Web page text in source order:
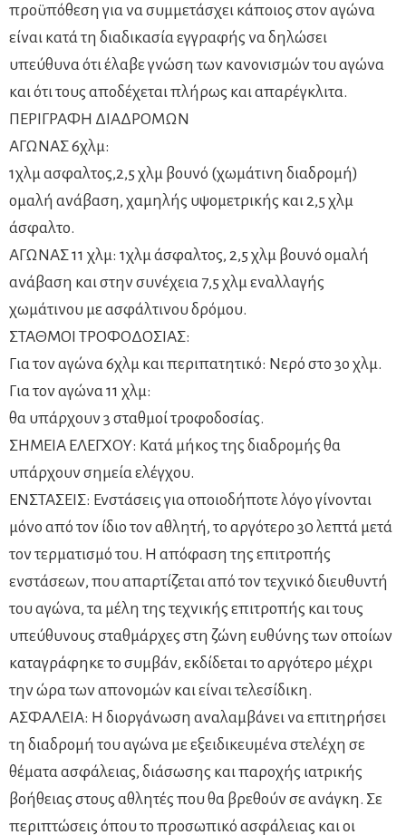
προϋπόθεση για να συμμετάσχει κάποιος στον αγώνα
είναι κατά τη διαδικασία εγγραφής να δηλώσει
υπεύθυνα ότι έλαβε γνώση των κανονισμών του αγώνα
και ότι τους αποδέχεται πλήρως και απαρέγκλιτα.
ΠΕΡΙΓΡΑΦΗ ΔΙΑΔΡΟΜΩΝ
ΑΓΩΝΑΣ 6χλμ:
1χλμ ασφαλτος,2,5 χλμ βουνό (χωμάτινη διαδρομή)
ομαλή ανάβαση, χαμηλής υψομετρικής και 2,5 χλμ
άσφαλτο.
ΑΓΩΝΑΣ 11 χλμ: 1χλμ άσφαλτος, 2,5 χλμ βουνό ομαλή
ανάβαση και στην συνέχεια 7,5 χλμ εναλλαγής
χωμάτινου με ασφάλτινου δρόμου.
ΣΤΑΘΜΟΙ ΤΡΟΦΟΔΟΣΙΑΣ:
Για τον αγώνα 6χλμ και περιπατητικό: Νερό στο 3ο χλμ.
Για τον αγώνα 11 χλμ:
θα υπάρχουν 3 σταθμοί τροφοδοσίας.
ΣΗΜΕΙΑ ΕΛΕΓΧΟΥ: Κατά μήκος της διαδρομής θα
υπάρχουν σημεία ελέγχου.
ΕΝΣΤΑΣΕΙΣ: Ενστάσεις για οποιοδήποτε λόγο γίνονται
μόνο από τον ίδιο τον αθλητή, το αργότερο 30 λεπτά μετά
τον τερματισμό του. Η απόφαση της επιτροπής
ενστάσεων, που απαρτίζεται από τον τεχνικό διευθυντή
του αγώνα, τα μέλη της τεχνικής επιτροπής και τους
υπεύθυνους σταθμάρχες στη ζώνη ευθύνης των οποίων
καταγράφηκε το συμβάν, εκδίδεται το αργότερο μέχρι
την ώρα των απονομών και είναι τελεσίδικη.
ΑΣΦΑΛΕΙΑ: Η διοργάνωση αναλαμβάνει να επιτηρήσει
τη διαδρομή του αγώνα με εξειδικευμένα στελέχη σε
θέματα ασφάλειας, διάσωσης και παροχής ιατρικής
βοήθειας στους αθλητές που θα βρεθούν σε ανάγκη. Σε
περιπτώσεις όπου το προσωπικό ασφάλειας και οι